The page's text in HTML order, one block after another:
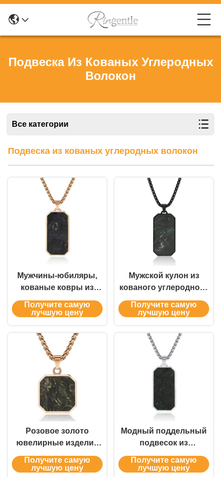
Подвеска Из Кованых Углеродных
Волокон
Все категории
Подвеска из кованых углеродных волокон
Мужчины-юбиляры,
кованые ковры из
углеродного волокна,
золотые и зеленые
Получите самую
лучшую цену
Мужской кулон из
кованого углеродного
волокна с
настраиваемым
изготовленный из
аэрокосмического
материала с
уникальными
мраморными узорами
Получите самую
лучшую цену
Розовое золото
ювелирные изделия
из нержавеющей
стали покрытые
Получите самую
лучшую цену
Модный поддельный
подвесок из
углеродного волокна
мужской поддельный
Получите самую
лучшую цену